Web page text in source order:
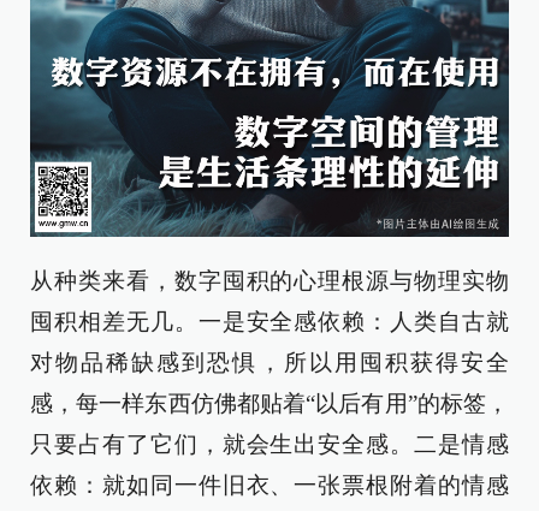
从种类来看，数字囤积的心理根源与物理实物
囤积相差无几。一是安全感依赖：人类自古就
对物品稀缺感到恐惧，所以用囤积获得安全
感，每一样东西仿佛都贴着“以后有用”的标签，
只要占有了它们，就会生出安全感。二是情感
依赖：就如同一件旧衣、一张票根附着的情感